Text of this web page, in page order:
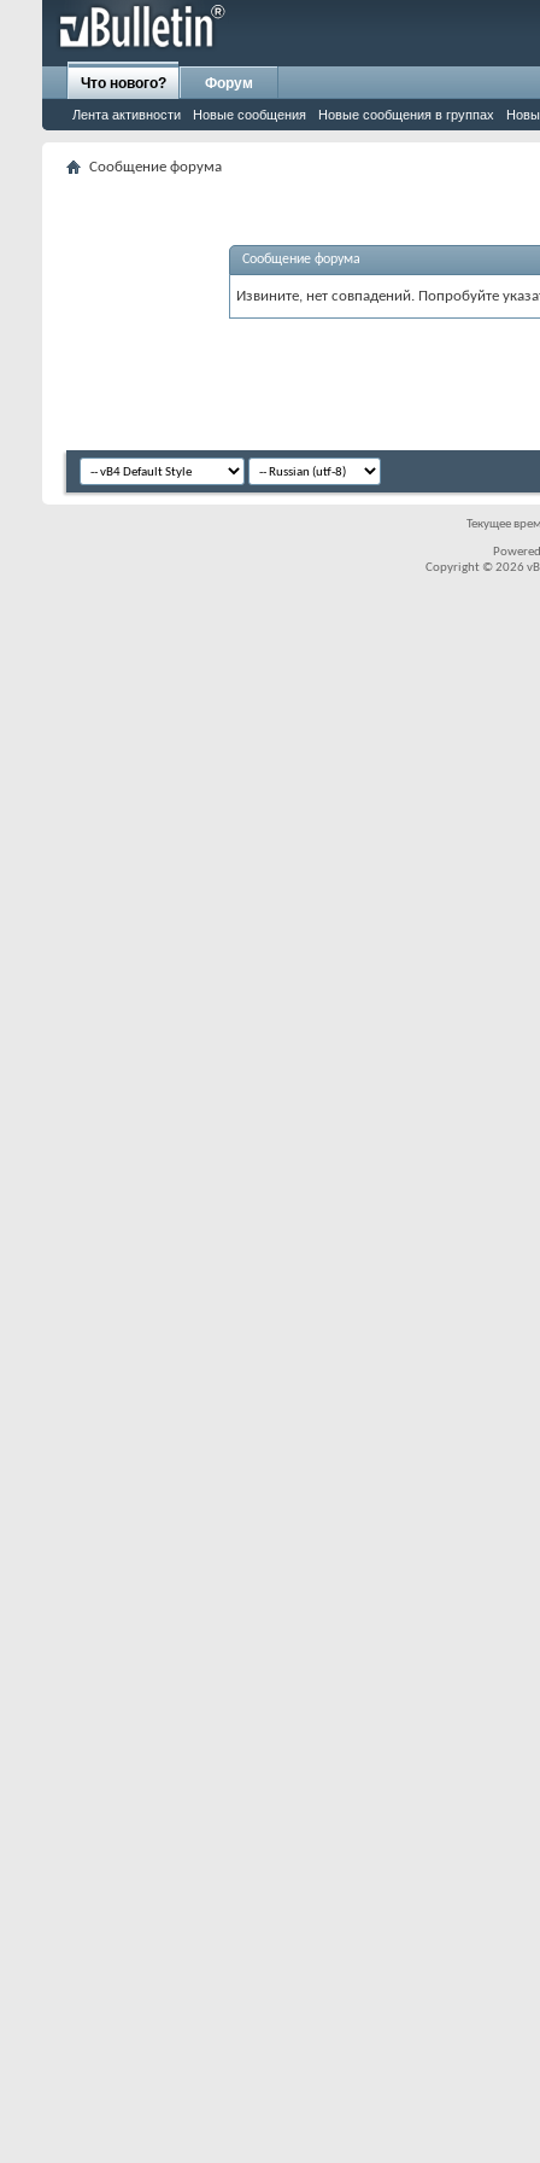
Что нового?
Лента активности Новые сообщения Новые сообщения в группах
Форум
Сообщение форума
Сообщение форума
Извините, нет совпадений. Попробуйте
Текущее
Copyright © 2026